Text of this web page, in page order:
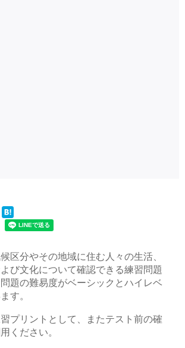
区分やその地域に住む人々の生活、
び文化について確認できる練習問題
題の難易度がベーシックとハイレベ
す。
プリントとして、またテスト前の確
ください。